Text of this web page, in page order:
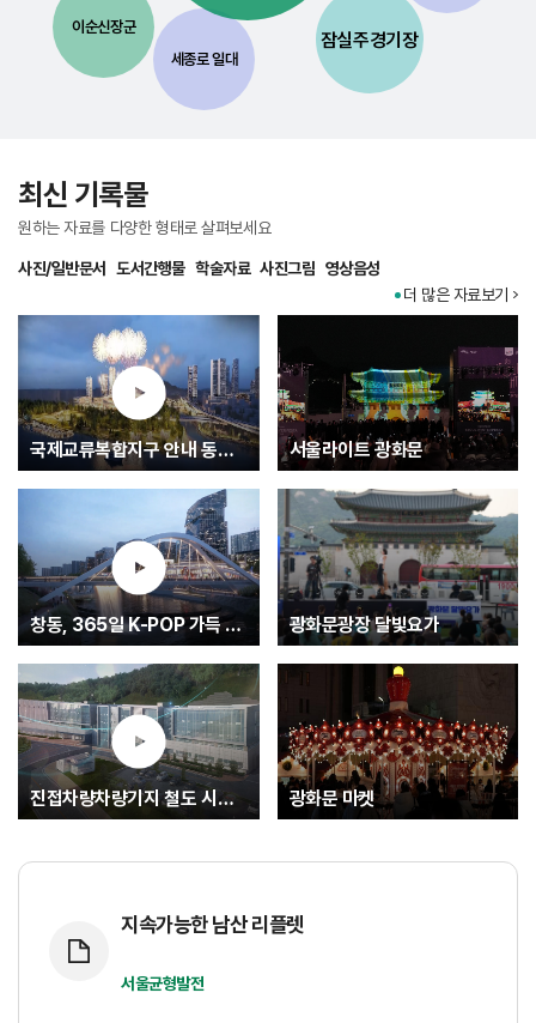
세종로 일대
이순신장군
잠실주경기장
최신 기록물
원하는 자료를 다양한 형태로 살펴보세요
더 많은 자료보기
사진/일반문서 도서간행물 학술자료 사진그림 영상음성
국제교류복합지구 안내 동영상
창동, 365일 K-POP 가득 글로벌 문화중심지로.... K-엔터타운
진접차량차량기지 철도 시험운행(최종)
서울라이트 광화문
광화문광장 달빛요가
광화문 마켓
지속가능한 남산 리플렛
서울균형발전